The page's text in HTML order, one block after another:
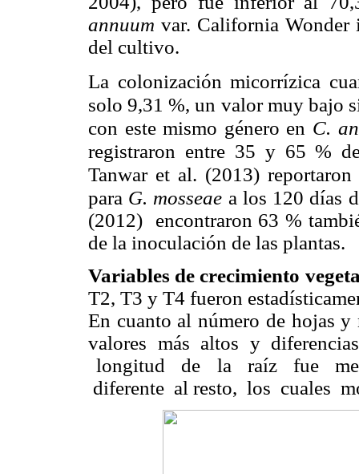
annuum var. California
del cultivo.
La colonización micorrízica
solo 9,31 %, un valor muy bajo
con este mismo género en C.
registraron entre 35 y 65 %
Tanwar et al. (2013)
para G. mosseae a los 120 días
(2012) encontraron 63 %
de la inoculación de las plantas.
Variables de crecimiento
T2, T3 y T4 fueron
En cuanto al número de hojas
valores más altos y
longitud de la raíz fue
diferente al resto, los cuales